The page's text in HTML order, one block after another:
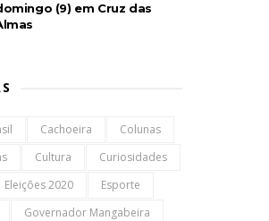
(9) em Cruz das
Cachoeira
Colunas
Cultura
Curiosidades
Eleições 2020
Esporte
Governador Mangabeira